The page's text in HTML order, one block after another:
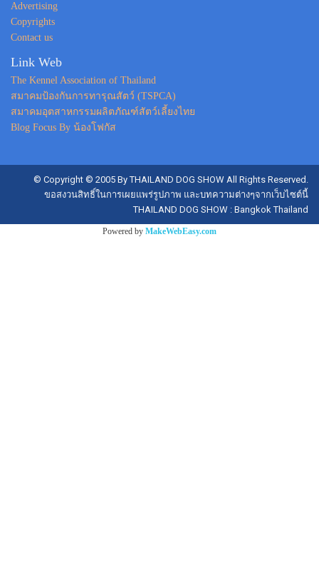
Advertising
Copyrights
Contact us
Link Web
The Kennel Association of Thailand
สมาคมป้องกันการทารุณสัตว์ (TSPCA)
สมาคมอุตสาหกรรมผลิตภัณฑ์สัตว์เลี้ยงไทย
Blog Focus By น้องโฟกัส
© Copyright © 2005 By THAILAND DOG SHOW All Rights Reserved.
ขอสงวนสิทธิ์ในการเผยแพร่รูปภาพ และบทความต่างๆจากเว็บไซต์นี้
THAILAND DOG SHOW : Bangkok Thailand
Powered by MakeWebEasy.com